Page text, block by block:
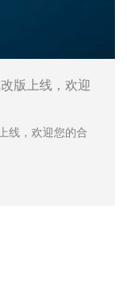
版上线，欢迎
线，欢迎您的合